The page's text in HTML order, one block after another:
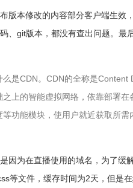
版本修改的内容部分客户端生效
、git版本，都没有查出问题。最
是CDN。CDN的全称是
上的智能虚拟网络，依靠部署
功能模块，使用户就近获取所
因为在直播使用的域名，为了缓
等文件，缓存时间为2天，但是